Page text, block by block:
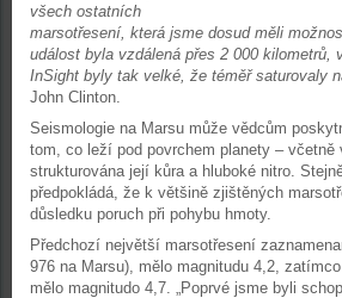
všech ostatních
marsotřesení, která jsme dosud měli
událost byla vzdálená přes 2 000 kilometrů,
InSight byly tak velké, že téměř saturovaly
John Clinton.
Seismologie na Marsu může vědcům
tom, co leží pod povrchem planety – včetně
strukturována její kůra a hluboké nitro.
předpokládá, že k většině zjištěných
důsledku poruch při pohybu hmoty.
Předchozí největší marsotřesení
976 na Marsu), mělo magnitudu 4,2,
mělo magnitudo 4,7. „Poprvé jsme byli